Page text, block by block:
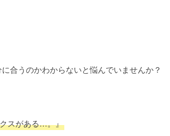
合うのかわからないと悩んでいませんか？
スがある…。』